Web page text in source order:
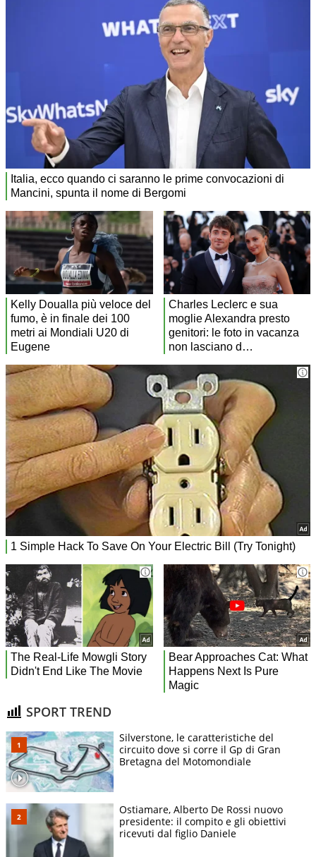
SPORT TREND
Silverstone, le caratteristiche del
circuito dove si corre il Gp di Gran
Bretagna del Motomondiale
Ostiamare, Alberto De Rossi nuovo
presidente: il compito e gli obiettivi
ricevuti dal figlio Daniele